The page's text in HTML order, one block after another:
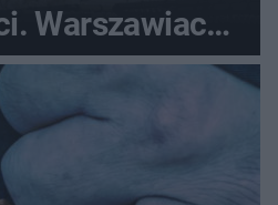
Warszawiacy
to Mad Max!